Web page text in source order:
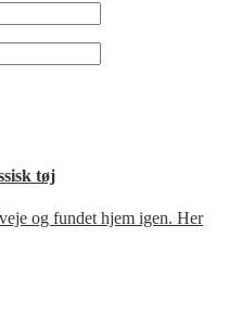
tøj
og fundet hjem igen. Her